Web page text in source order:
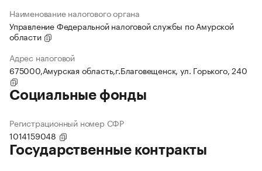
Наименование налогового органа
Управление Федеральной налоговой службы по Амурской
области
Адрес налоговой
675000,Амурская область,г.Благовещенск, ул. Горького, 240
Социальные фонды
Регистрационный номер СФР
1014159048
Государственные контракты